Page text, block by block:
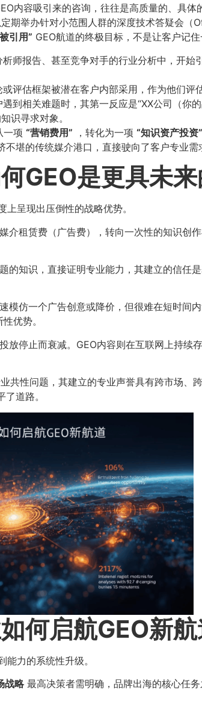
内容吸引来的咨询，往往是高质量的、具
期举办针对小范围人群的深度技术答疑会（
引用”​ GEO航道的终极目标，不是让客户记
师报告、甚至竞争对手的行业分析中，开
评估框架被潜在客户内部采用，作为他们评
遇到相关难题时，其第一反应是“XX公司（你
识寻求对象。
一项 ​“营销费用”​ ，转化为一项 ​“知识资产投资”​
堪的传统媒介港口，直接驶向了客户专业需
GEO是更具未
呈现出压倒性的战略优势。
介租赁费（广告费），转向一次性的知识创
的知识，直接证明专业能力，其建立的信任
模仿一个广告创意或降价，但很难在短时间
优势。
放停止而衰减。GEO内容则在互联网上持续
共性问题，其建立的专业声誉具有跨市场、
道路。
何启航GEO新
力的系统性升级。
战略最高决策者需明确，品牌出海的核心任